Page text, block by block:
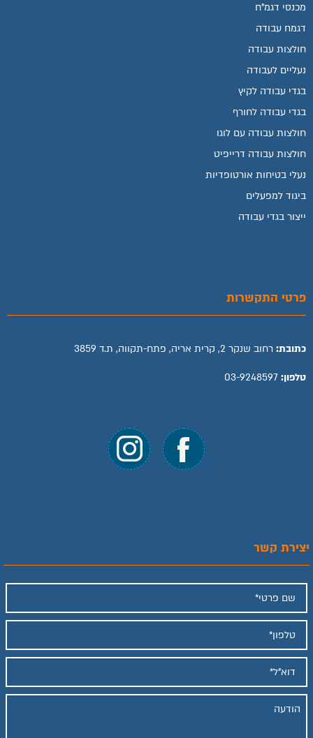
מכנסי דגמ"ח
דגמח עבודה
חולצות עבודה
נעליים לעבודה
בגדי עבודה לקיץ
בגדי עבודה לחורף
חולצות עבודה עם לוגו
חולצות עבודה דרייפיט
נעלי בטיחות אורטופדיות
ביגוד למפעלים
ייצור בגדי עבודה
פרטי התקשרות
כתובת: רחוב שנקר 2, קרית אריה, פתח-תקווה, ת.ד 3859
טלפון: 03-9248597
יצירת קשר